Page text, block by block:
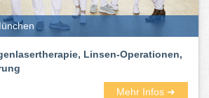
Linsen-Operationen,
Mehr Infos ➜